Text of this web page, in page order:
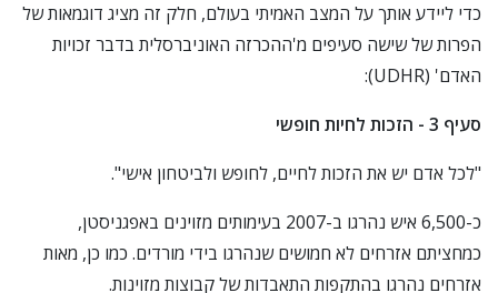
כדי ליידע אותך על המצב האמיתי בעולם, חלק זה מציג דוגמאות של
הפרות של שישה סעיפים מ'ההכרזה האוניברסלית בדבר זכויות
האדם' (UDHR):
סעיף 3 - הזכות לחיות חופשי
"לכל אדם יש את הזכות לחיים, לחופש ולביטחון אישי".
כ-6,500 איש נהרגו ב-2007 בעימותים מזוינים באפגניסטן,
כמחציתם אזרחים לא חמושים שנהרגו בידי מורדים. כמו כן, מאות
אזרחים נהרגו בהתקפות התאבדות של קבוצות מזוינות.